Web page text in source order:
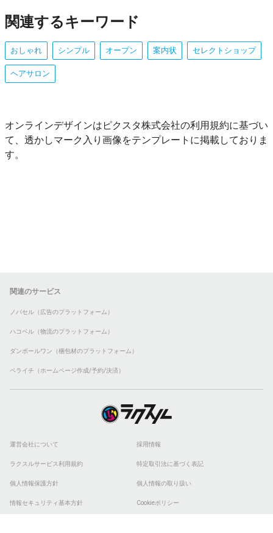
関連するキーワード
おしゃれ シンプル オープン 案内状 セレクトショップ
ヘアサロン
オンラインデザインはピクスタ株式会社の利用規約に基づい
て、透かしマーク入り画像をテンプレートに掲載しておりま
す。
関連のサービス
ノバセル（広告のプラットフォーム）
ハコベル（物流のプラットフォーム）
ダンボールワン（梱包材のプラットフォーム）
ペライチ（ホームページ作成/予約/決済）
運営会社について 採用情報
ラクスルサービス利用規約 特定取引法に基づく表記
個人情報保護方針 個人情報の取り扱い
情報セキュリティ基本方針 Cookieポリシー